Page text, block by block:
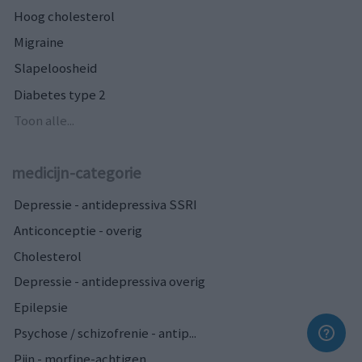
Hoog cholesterol
Migraine
Slapeloosheid
Diabetes type 2
Toon alle...
medicijn-categorie
Depressie - antidepressiva SSRI
Anticonceptie - overig
Cholesterol
Depressie - antidepressiva overig
Epilepsie
Psychose / schizofrenie - antip...
Pijn - morfine-achtigen